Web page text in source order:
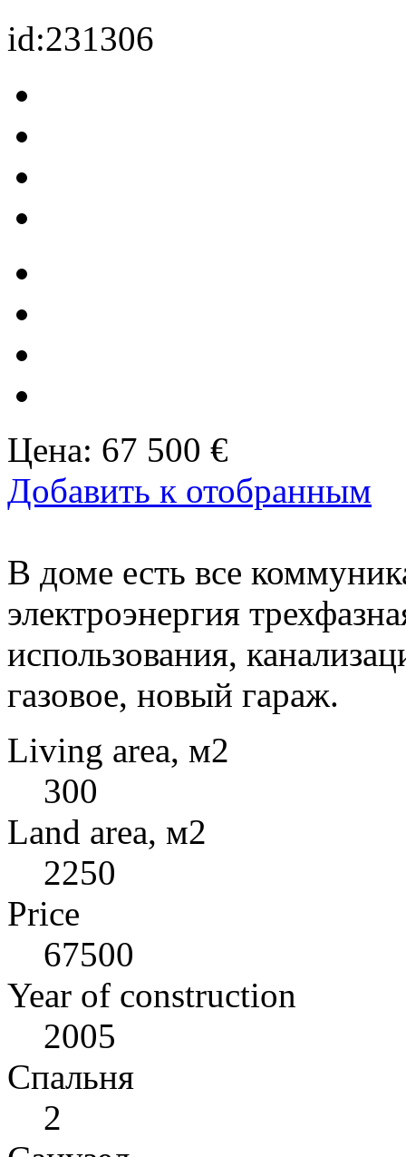
id:231306
Цена: 67 500 €
Добавить к отобранным
В доме есть все
электроэнергия
использования,
газовое, новый гараж.
Living area, м2
300
Land area, м2
2250
Price
67500
Year of construction
2005
Спальня
2